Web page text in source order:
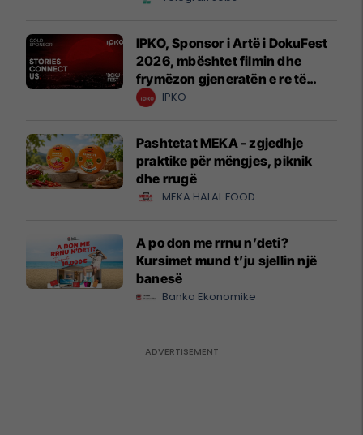
IPKO, Sponsor i Artë i DokuFest
2026, mbështet filmin dhe
frymëzon gjeneratën e re të
krijuesve
IPKO
Pashtetat MEKA - zgjedhje
praktike për mëngjes, piknik
dhe rrugë
MEKA HALAL FOOD
A po don me rrnu n’deti?
Kursimet mund t’ju sjellin një
banesë
Banka Ekonomike